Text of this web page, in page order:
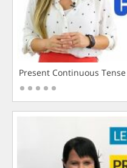
Present Continuous Tense